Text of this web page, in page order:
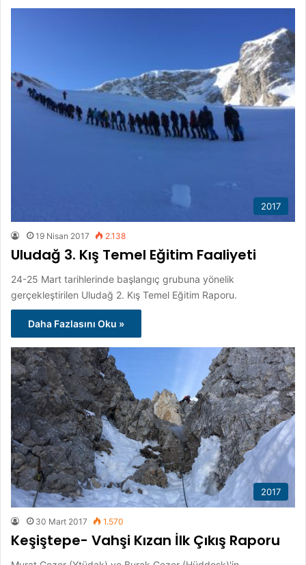
2017
19 Nisan 2017 2.138
Uludağ 3. Kış Temel Eğitim Faaliyeti
24-25 Mart tarihlerinde başlangıç grubuna yönelik
gerçekleştirilen Uludağ 2. Kış Temel Eğitim Raporu.
Daha Fazlasını Oku »
2017
30 Mart 2017 1.570
Keşiştepe- Vahşi Kızan İlk Çıkış Raporu